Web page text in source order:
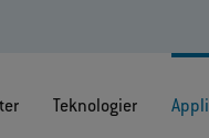
Teknologier